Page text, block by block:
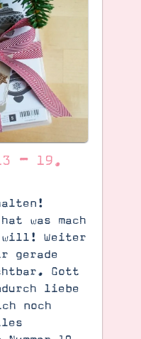
– 19.
was mach
will! Weiter
gerade
Gott
liebe
noch